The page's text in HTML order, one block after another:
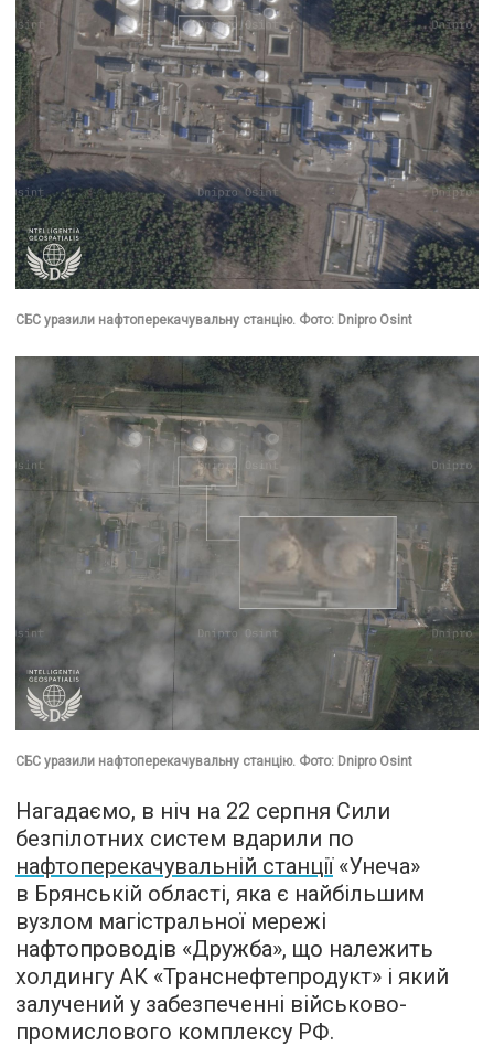
СБС уразили нафтоперекачувальну станцію. Фото: Dnipro Osint
СБС уразили нафтоперекачувальну станцію. Фото: Dnipro Osint
Нагадаємо, в ніч на 22 серпня Сили
безпілотних систем вдарили по
нафтоперекачувальній станції«Унеча»
в Брянській області, яка є найбільшим
вузлом магістральної мережі
нафтопроводів «Дружба», що належить
холдингу АК «Транснефтепродукт» і який
залучений у забезпеченні військово-
промислового комплексу РФ.